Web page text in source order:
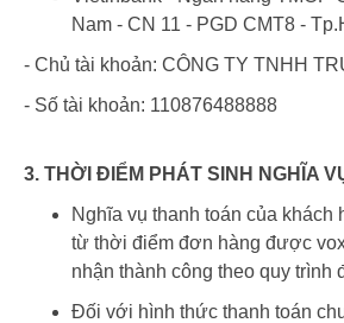
Nam - CN 11 - PGD CMT8 -
- Chủ tài khoản: CÔNG TY TNHH
- Số tài khoản: 110876488888 ​
3. THỜI ĐIỂM PHÁT SINH NGHĨA
Nghĩa vụ thanh toán của khách
từ thời điểm đơn hàng được
nhận thành công theo quy trình
Đối với hình thức thanh toán